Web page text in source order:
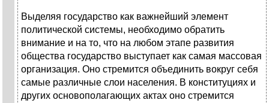
Выделяя государство как важнейший элемент
политической системы, необходимо обратить
внимание и на то, что на любом этапе развития
общества государство выступает как самая массовая
организация. Оно стремится объединить вокруг себя
самые различные слои населения. В конституциях и
других основополагающих актах оно стремится